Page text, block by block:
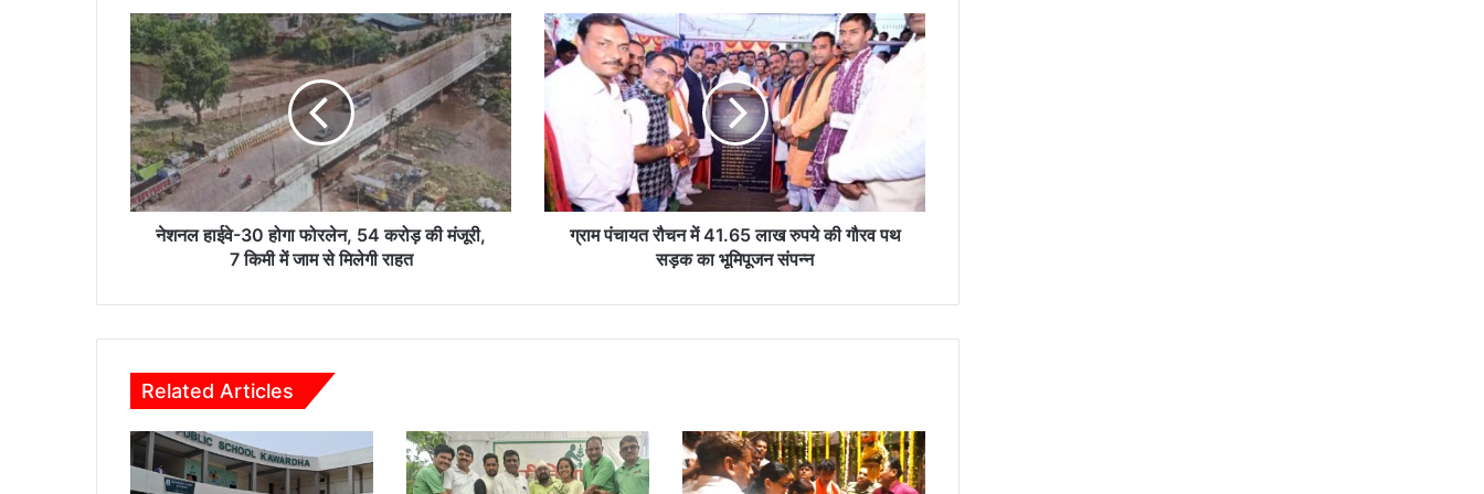
नेशनल
हाईवे-30
होगा
फोरलेन,
54
करोड़
की
मंजूरी,
7
से
नेशनल हाईवे-30 होगा फोरलेन, 54 करोड़ की मंजूरी,
7 किमी में जाम से मिलेगी राहत
ग्राम
पंचायत
रौचन
41.65
लाख
रुपये
की
गौरव
भूमिपूजन
ग्राम पंचायत रौचन में 41.65 लाख रुपये की गौरव पथ
सड़क का भूमिपूजन संपन्न
Related Articles